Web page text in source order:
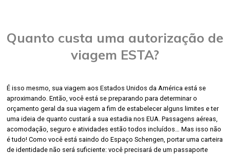
Quanto custa uma autorização de
viagem ESTA?
É isso mesmo, sua viagem aos Estados Unidos da América está se
aproximando. Então, você está se preparando para determinar o
orçamento geral da sua viagem a fim de estabelecer alguns limites e ter
uma ideia de quanto custará a sua estadia nos EUA. Passagens aéreas,
acomodação, seguro e atividades estão todos incluídos… Mas isso não
é tudo! Como você está saindo do Espaço Schengen, portar uma carteira
de identidade não será suficiente: você precisará de um passaporte